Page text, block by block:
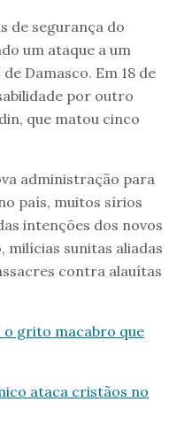
de segurança do
um ataque a um
Damasco. Em 18 de
por outro
que matou cinco
administração para
país, muitos sírios
intenções dos novos
milícias sunitas aliadas
contra alauítas
o grito macabro que
ataca cristãos no